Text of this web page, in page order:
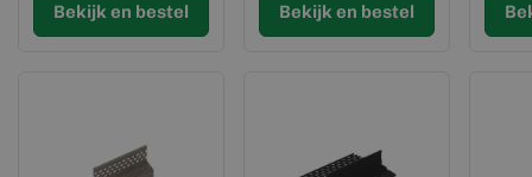
Bekijk en bestel
Bekijk en bestel